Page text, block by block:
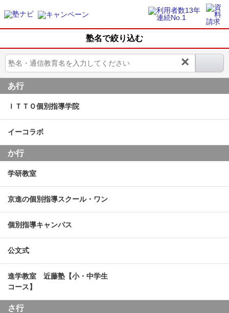
塾名で絞り込む
×
あ行
ＩＴＴＯ個別指導学院
イーコラボ
か行
学研教室
京進の個別指導スクール・ワン
個別指導キャンパス
公文式
進学教室 近藤塾【小・中学生
コース】
さ行